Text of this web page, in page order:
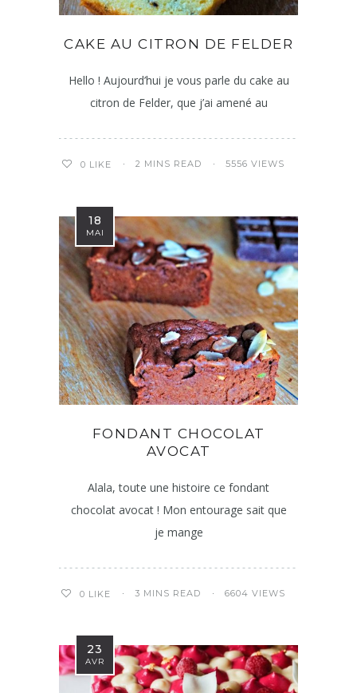
CAKE AU CITRON DE FELDER
Hello ! Aujourd’hui je vous parle du cake au
citron de Felder, que j’ai amené au
0 LIKE 2 MINS READ 5556 VIEWS
18
MAI
FONDANT CHOCOLAT
AVOCAT
Alala, toute une histoire ce fondant
chocolat avocat ! Mon entourage sait que
je mange
0 LIKE 3 MINS READ 6604 VIEWS
23
AVR